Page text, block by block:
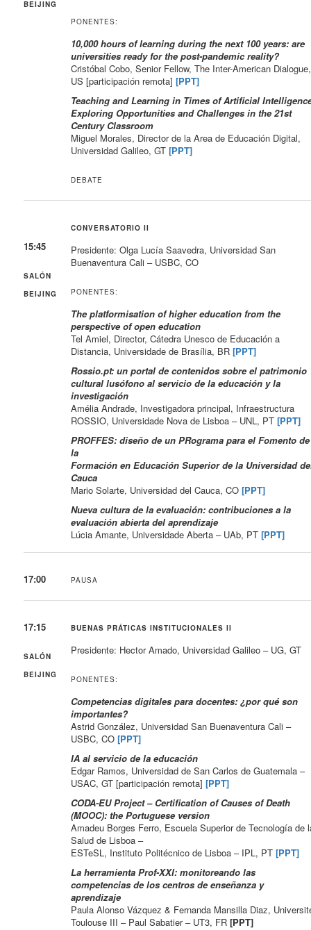
BEIJING
PONENTES:
10,000 hours of learning during the next 100 years: are
universities ready for the post-pandemic reality?
Cristóbal Cobo, Senior Fellow, The Inter-American Dialogue,
US [participación remota][PPT]
Teaching and Learning in Times of Artificial
Exploring Opportunities and Challenges in the 21st
Century Classroom
Miguel Morales, Director de la Area de Educación Digital,
Universidad Galileo, GT[PPT]
DEBATE
15:45
SALÓN
BEIJING
CONVERSATORIO II
Presidente: Olga Lucía Saavedra, Universidad San
Buenaventura Cali – USBC, CO
PONENTES:
The platformisation of higher education from the
perspective of open education
Tel Amiel, Director, Cátedra Unesco de Educación a
Distancia, Universidade de Brasília, BR[PPT]
Rossio.pt: un portal de contenidos sobre el patrimonio
cultural lusófono al servicio de la educación y la
investigación
Amélia Andrade, Investigadora principal, Infraestructura
ROSSIO, Universidade Nova de Lisboa – UNL, PT[PPT]
PROFFES: diseño de un PRograma para el Fomento de
la
Formación en Educación Superior de la Universidad
Cauca
Mario Solarte, Universidad del Cauca, CO[PPT]
Nueva cultura de la evaluación: contribuciones a la
evaluación abierta del aprendizaje
Lúcia Amante, Universidade Aberta – UAb, PT[PPT]
17:00 PAUSA
17:15
SALÓN
BEIJING
BUENAS PRÁTICAS INSTITUCIONALES II
Presidente: Hector Amado, Universidad Galileo – UG, GT
PONENTES:
Competencias digitales para docentes: ¿por qué son
importantes?
Astrid González, Universidad San Buenaventura Cali –
USBC, CO[PPT]
IA al servicio de la educación
Edgar Ramos, Universidad de San Carlos de Guatemala –
USAC, GT [participación remota][PPT]
CODA-EU Project – Certification of Causes of Death
(MOOC): the Portuguese version
Amadeu Borges Ferro, Escuela Superior de Tecnología de
Salud de Lisboa –
ESTeSL, Instituto Politécnico de Lisboa – IPL, PT[PPT]
La herramienta Prof-XXI: monitoreando las
competencias de los centros de enseñanza y
aprendizaje
Paula Alonso Vázquez & Fernanda Mansilla Diaz,
Toulouse III – Paul Sabatier – UT3, FR[PPT]